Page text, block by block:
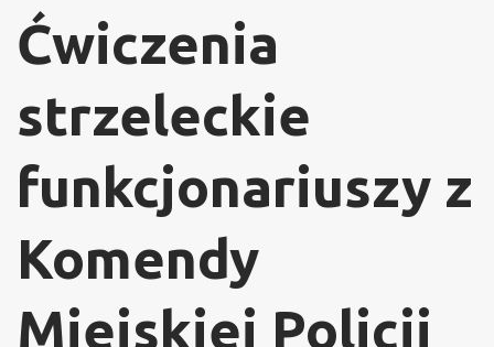
Ćwiczenia
strzeleckie
funkcjonariuszy z
Komendy
Miejskiej Policji